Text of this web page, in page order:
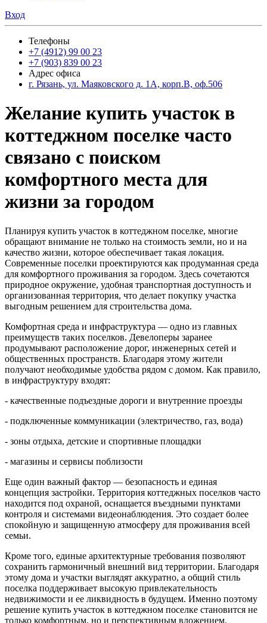
Вход
Телефоны
+7 (4912) 99 00 23
+7 (903) 839 00 23
Адрес офиса
г. Рязань, ул. Маяковского д. 1А, корп.В, оф.506
Желание купить участок в
коттеджном поселке часто
связано с поиском
комфортного места для
жизни за городом
Планируя купить участок в коттеджном поселке, многие
обращают внимание не только на стоимость земли, но и на
качество жизни, которое обеспечивает такая локация.
Современные поселки проектируются как продуманная среда
для комфортного проживания за городом. Здесь сочетаются
природное окружение, удобная транспортная доступность и
организованная территория, что делает покупку участка
выгодным решением для строительства дома.
Комфортная среда и инфраструктура — одно из главных
преимуществ таких поселков. Девелоперы заранее
продумывают расположение дорог, инженерных сетей и
общественных пространств. Благодаря этому жители
получают необходимые удобства рядом с домом. Как правило,
в инфраструктуру входят:
- качественные подъездные дороги и внутренние проезды
- подключенные коммуникации (электричество, газ, вода)
- зоны отдыха, детские и спортивные площадки
- магазины и сервисы поблизости
Еще один важный фактор — безопасность и единая
концепция застройки. Территория коттеджных поселков часто
находится под охраной, оснащается въездными пунктами
контроля и системами видеонаблюдения. Это создает более
спокойную и защищенную атмосферу для проживания всей
семьи.
Кроме того, единые архитектурные требования позволяют
сохранить гармоничный внешний вид территории. Благодаря
этому дома и участки выглядят аккуратно, а общий стиль
поселка поддерживает высокую привлекательность
недвижимости и ее ликвидность в будущем. Именно поэтому
решение купить участок в коттеджном поселке становится не
только комфортным, но и перспективным вложением.